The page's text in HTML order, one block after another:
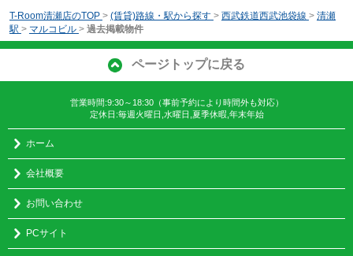
T-Room清瀬店のTOP > (賃貸)路線・駅から探す > 西武鉄道西武池袋線 > 清瀬
駅 > マルコビル > 過去掲載物件
ページトップに戻る
営業時間:9:30～18:30（事前予約により時間外も対応）
定休日:毎週火曜日,水曜日,夏季休暇,年末年始
ホーム
会社概要
お問い合わせ
PCサイト